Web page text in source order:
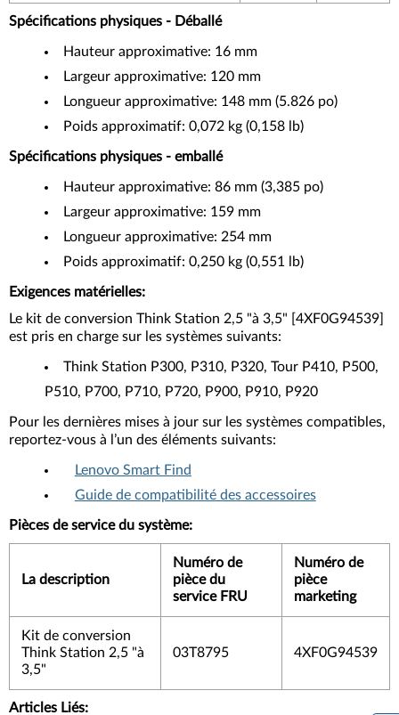
Spécifications physiques - Déballé
Hauteur approximative: 16 mm
Largeur approximative: 120 mm
Longueur approximative: 148 mm (5.826 po)
Poids approximatif: 0,072 kg (0,158 lb)
Spécifications physiques - emballé
Hauteur approximative: 86 mm (3,385 po)
Largeur approximative: 159 mm
Longueur approximative: 254 mm
Poids approximatif: 0,250 kg (0,551 lb)
Exigences matérielles:
Le kit de conversion Think Station 2,5 "à 3,5" [4XF0G94539]
est pris en charge sur les systèmes suivants:
Think Station P300, P310, P320, Tour P410, P500,
P510, P700, P710, P720, P900, P910, P920
Pour les dernières mises à jour sur les systèmes compatibles,
reportez-vous à l’un des éléments suivants:
Lenovo Smart Find
Guide de compatibilité des accessoires
Pièces de service du système:
La description
Numéro de
pièce du
service FRU
Numéro de
pièce
marketing
Kit de conversion
Think Station 2,5 "à
3,5"
03T8795 4XF0G94539
Articles Liés: